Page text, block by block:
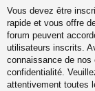
Vous devez être
rapide et vous offre
forum peuvent
utilisateurs inscrits.
connaissance de nos
confidentialité.
attentivement toutes